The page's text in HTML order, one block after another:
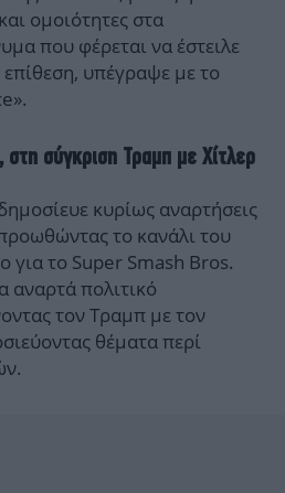
ομοιότητες στα
που φέρεται να έστειλε
επίθεση, υπέγραψε με το
στη σύγκριση Τραμπ με Χίτλερ
κυρίως αναρτήσεις
το κανάλι του
για το Super Smash Bros.
αναρτά πολιτικό
τον Τραμπ με τον
θέματα περί